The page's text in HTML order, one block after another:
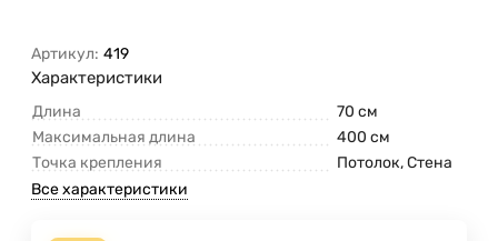
Артикул: 419
Характеристики
Длина
70 см
Максимальная длина
400 см
Точка крепления
Потолок, Стена
Все характеристики